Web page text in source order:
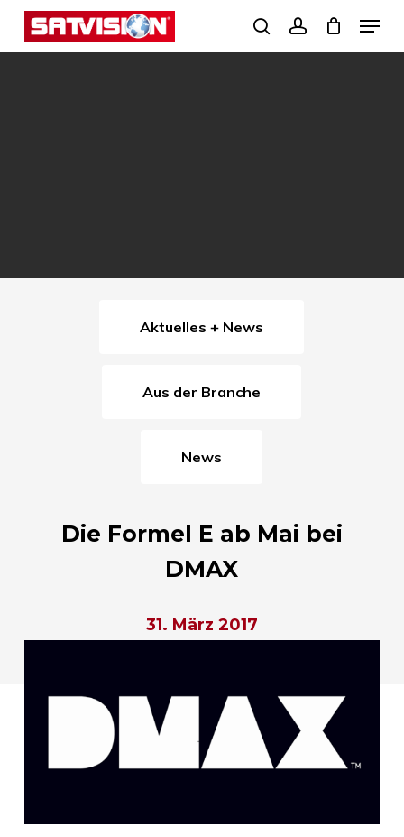
Skip
search
Menu
Aktuelles + News
Aus der Branche
News
Die Formel E ab Mai bei
DMAX
31. März 2017